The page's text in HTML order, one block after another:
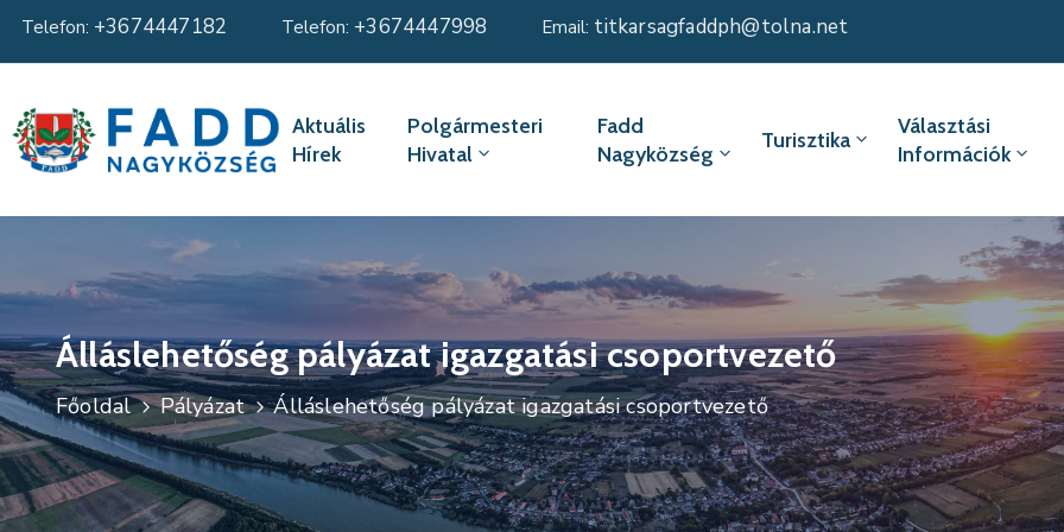
Telefon: +3674447182 Telefon: +3674447998 Email: titkarsagfaddph@tolna.net
Aktuális
Hírek
Polgármesteri
Hivatal
Fadd
Nagyközség
Turisztika
Választási
Információk
Álláslehetőség pályázat igazgatási csoportvezető
Főoldal Pályázat Álláslehetőség pályázat igazgatási csoportvezető